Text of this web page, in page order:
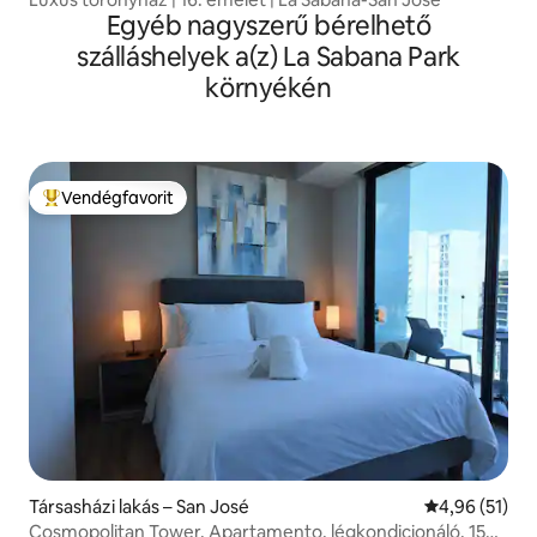
Egyéb nagyszerű bérelhető
szálláshelyek a(z) La Sabana Park
környékén
Kiemelt vendégfavorit
Vendégfavorit
Társasházi lakás – San José Átlagos
4,96 (51)
Cosmopolitan Tower, Apartamento, légkondicionáló, 15